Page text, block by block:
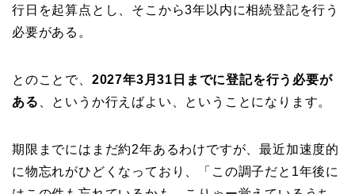
行日を起算点とし、そこから3年以内に相続登記を行う
必要がある。
とのことで、 2027年3月31日までに登記を行う必要が
ある 、というか行えばよい、ということになります。
期限までにはまだ約2年あるわけですが、最近加速度的
に物忘れがひどくなっており、「この調子だと1年後に